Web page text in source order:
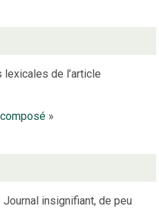
de l’article
composé »
Journal insignifiant, de peu